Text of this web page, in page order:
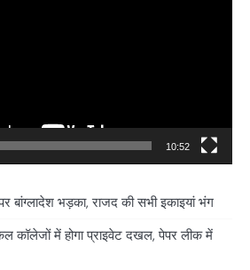
10:52
बांग्लादेश भड़का, राजद की सभी इकाइयां भंग
कॉलेजों में होगा प्राइवेट दखल, पेपर लीक में